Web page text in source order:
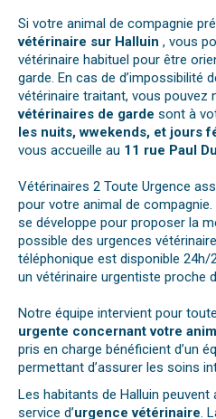
Si votre animal de compagnie
vétérinaire sur Halluin , vous
vétérinaire habituel pour être
garde. En cas de d’impossibilité
vétérinaire traitant, vous pouvez
vétérinaires de garde sont à
les nuits, wwekends, et jours
vous accueille au 11 rue Paul
Vétérinaires 2 Toute Urgence
pour votre animal de
se développe pour proposer la
possible des urgences
téléphonique est disponible
un vétérinaire urgentiste proche
Notre équipe intervient pour toute
urgente concernant votre
pris en charge bénéficient d’un
permettant d’assurer les soins
Les habitants de Halluin
service d’urgence vétérinaire.